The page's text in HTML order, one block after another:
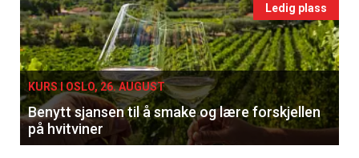
Ledig plass
KURS I OSLO, 26. AUGUST
Benytt sjansen til å smake og lære forskjellen
på hvitviner